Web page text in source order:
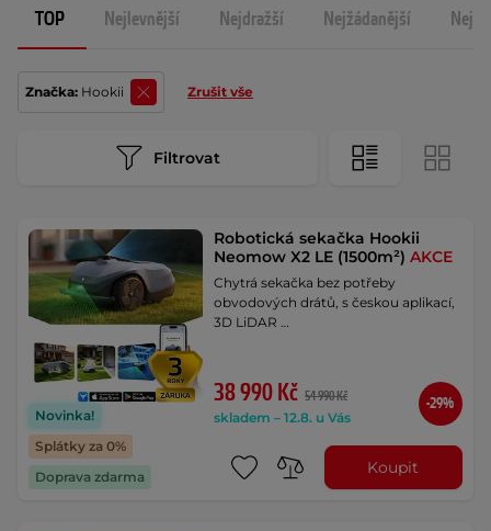
TOP Nejlevnější Nejdražší Nejžádanější
Značka: Hookii Zrušit vše
Filtrovat
Novinka!
Splátky za 0%
Doprava zdarma
Robotická sekačka Hookii
Neomow X2 LE (1500m²)AKCE
Chytrá sekačka bez potřeby
obvodových drátů, s českou aplikací,
3D LiDAR …
38 990 Kč 54 990 Kč
skladem – 12.8. u Vás
-29%
Koupit